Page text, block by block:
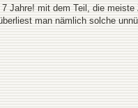
Jahre! mit dem Teil, die
man nämlich solche